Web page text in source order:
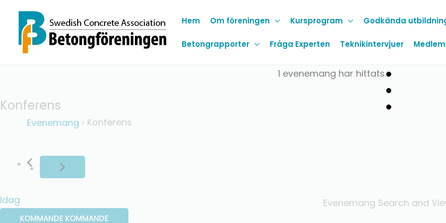
Hoppa
innehåll
Hem Om föreningen Kursprogram Godkända
Betongrapporter Fråga Experten Teknikintervjuer
1 evenemang har hittats.
Konferens
Evenemang Konferens
Evenemang
Evenemang Search and
Idag
KOMMANDE KOMMANDE